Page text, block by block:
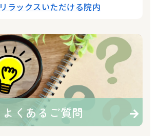
リラックスいただける院内
よくあるご質問